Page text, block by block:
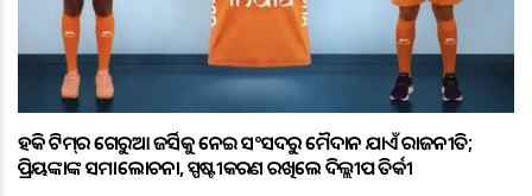
ହକି ଟିମ୍‌ର ଗେରୁଆ ଜର୍ସିକୁ ନେଇ ସଂସଦରୁ ମୈଦାନ ଯାଏଁ ରାଜନୀତି;
ପ୍ରିୟଙ୍କାଙ୍କ ସମାଲୋଚନା, ସ୍ପଷ୍ଟୀକରଣ ରଖିଲେ ଦିଲ୍ଲୀପ ତିର୍କୀ